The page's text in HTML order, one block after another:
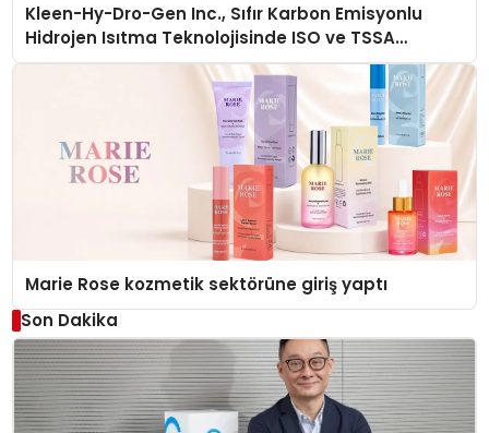
Kleen-Hy-Dro-Gen Inc., Sıfır Karbon Emisyonlu
Hidrojen Isıtma Teknolojisinde ISO ve TSSA
Düzenleyici Onaylarını Aldı
Marie Rose kozmetik sektörüne giriş yaptı
Son Dakika